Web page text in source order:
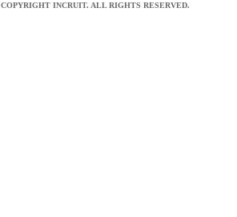
COPYRIGHT INCRUIT. ALL RIGHTS RESERVED.